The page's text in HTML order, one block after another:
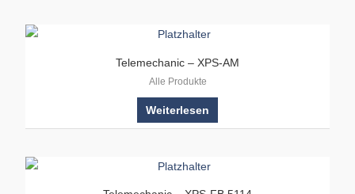
Telemechanic – XPS-AM
Alle Produkte
Weiterlesen